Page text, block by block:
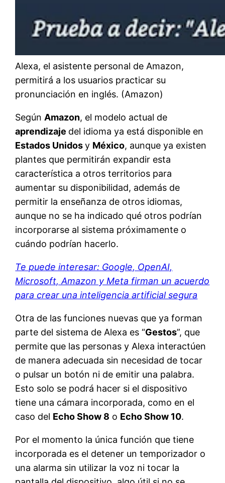
Alexa, el asistente personal de Amazon,
permitirá a los usuarios practicar su
pronunciación en inglés. (Amazon)
Según Amazon, el modelo actual de
aprendizaje del idioma ya está disponible en
Estados Unidosy México, aunque ya existen
plantes que permitirán expandir esta
característica a otros territorios para
aumentar su disponibilidad, además de
permitir la enseñanza de otros idiomas,
aunque no se ha indicado qué otros podrían
incorporarse al sistema próximamente o
cuándo podrían hacerlo.
Te puede interesar: Google, OpenAI,
Microsoft, Amazon y Meta firman un acuerdo
para crear una inteligencia artificial segura
Otra de las funciones nuevas que ya forman
parte del sistema de Alexa es “Gestos”, que
permite que las personas y Alexa interactúen
de manera adecuada sin necesidad de tocar
o pulsar un botón ni de emitir una palabra.
Esto solo se podrá hacer si el dispositivo
tiene una cámara incorporada, como en el
caso del Echo Show 8 o Echo Show 10.
Por el momento la única función que tiene
incorporada es el detener un temporizador o
una alarma sin utilizar la voz ni tocar la